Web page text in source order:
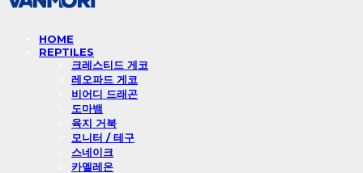
HOME
REPTILES
크레스티드 게코
레오파드 게코
비어디 드래곤
도마뱀
육지 거북
모니터 / 테구
스네이크
카멜레온